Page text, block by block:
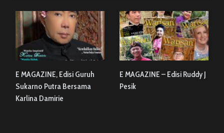
E MAGAZINE, Edisi Guruh
Sukarno Putra Bersama
Karlina Damirie
E MAGAZINE – Edisi Ruddy J
Pesik